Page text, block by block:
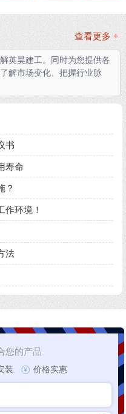
查看更多 +
英昊建工。同时为您提供各
解市场变化、把握行业脉
书
寿命
？
作环境！
法
您的产品
装 价格实惠